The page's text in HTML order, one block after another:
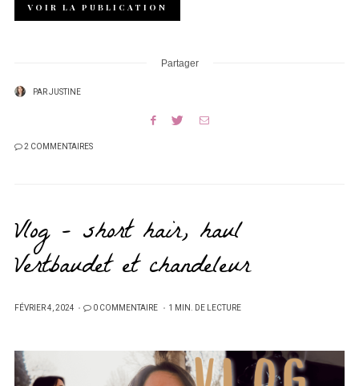
VOIR LA PUBLICATION
Partager
PARJUSTINE
2 COMMENTAIRES
Vlog – short hair, haul
Vertbaudet et chandeleur
PUBLIÉ
FÉVRIER 4, 2024 0 COMMENTAIRE 1 MIN. DE LECTURE